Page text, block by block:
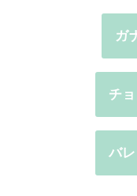
ガ
チ
バ